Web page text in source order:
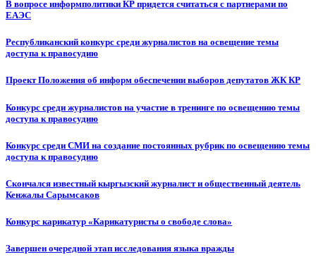
В вопросе информполитики КР придется считаться с партнерами по
ЕАЭС
Республиканский конкурс среди журналистов на освещение темы
доступа к правосудию
Проект Положения об информ обеспечении выборов депутатов ЖК КР
Конкурс среди журналистов на участие в тренинге по освещению темы
доступа к правосудию
Конкурс среди СМИ на создание постоянных рубрик по освещению темы
доступа к правосудию
Скончался известный кыргызский журналист и общественный деятель
Кенжалы Сарымсаков
Конкурс карикатур «Карикатуристы о свободе слова»
Завершен очередной этап исследования языка вражды